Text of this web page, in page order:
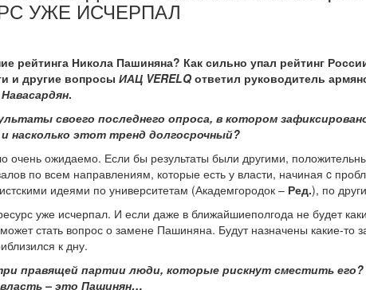
УЖЕ ИСЧЕРПАЛ
рейтинга Никола Пашиняна? Как сильно упал рейтинг
и другие вопросы ИАЦ VERELQ ответил руководитель
.
своего последнего опроса, в котором
насколько этот тренд долгосрочный?
очень ожидаемо. Если бы результаты были другими,
по всем направлениям, которые есть у власти, начиная c
идеями по университетам (Академгородок – Ред.), по
уже исчерпал. И если даже в ближайшиеполгода не будет
стать вопрос о замене Пашиняна. Будут назначены какие-то
к дну.
правящей партии люди, которые рискнут сместить
– это Пашинян…